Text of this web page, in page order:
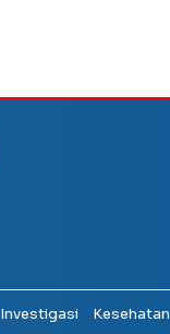
Investigasi Kesehatan